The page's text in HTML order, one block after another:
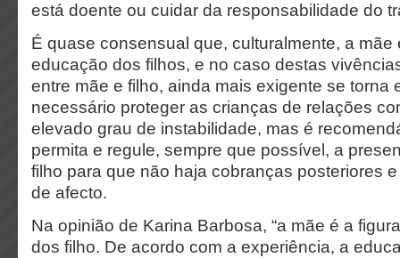
está doente ou cuidar da responsabilidade do
É quase consensual que, culturalmente, a mãe
educação dos filhos, e no caso destas
entre mãe e filho, ainda mais exigente se torna
necessário proteger as crianças de relações
elevado grau de instabilidade, mas é
permita e regule, sempre que possível, a
filho para que não haja cobranças posteriores
de afecto.
Na opinião de Karina Barbosa, “a mãe é a
dos filho. De acordo com a experiência, a